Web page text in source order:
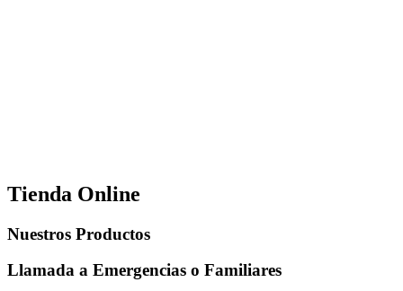
Tienda Online
Nuestros Productos
Llamada a Emergencias o Familiares